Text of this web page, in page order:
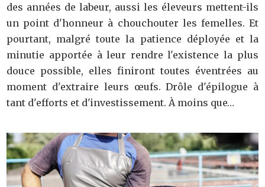
des années de labeur, aussi les éleveurs mettent-ils
un point d'honneur à chouchouter les femelles. Et
pourtant, malgré toute la patience déployée et la
minutie apportée à leur rendre l'existence la plus
douce possible, elles finiront toutes éventrées au
moment d'extraire leurs œufs. Drôle d'épilogue à
tant d'efforts et d'investissement. À moins que…